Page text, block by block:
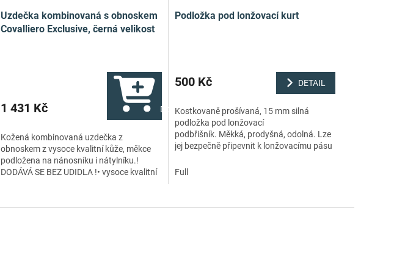
Uzdečka kombinovaná s obnoskem
Covalliero Exclusive, černá velikost
1 431 Kč Do košíku
Kožená kombinovaná uzdečka z
obnoskem z vysoce kvalitní kůže, měkce
podložena na nánosníku i nátylníku.!
DODÁVÁ SE BEZ UDIDLA !• vysoce kvalitní
Podložka pod lonžovací kurt
500 Kč DETAIL
Kostkovaně prošívaná, 15 mm silná
podložka pod lonžovací
podbřišník. Měkká, prodyšná, odolná. Lze
jej bezpečně připevnit k lonžovacímu pásu
materiál a...
Full